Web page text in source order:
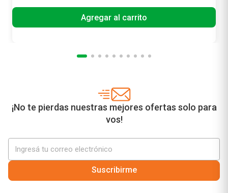
Agregar al carrito
¡No te pierdas nuestras mejores ofertas solo para
vos!
Suscribirme